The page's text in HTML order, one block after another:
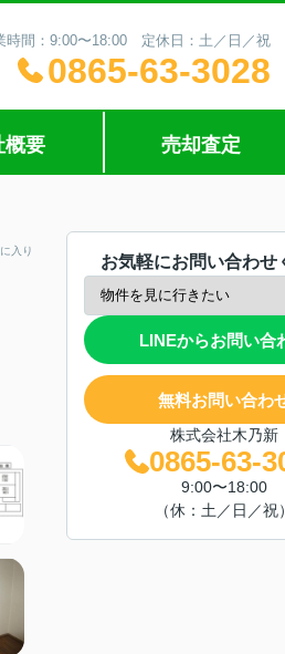
時間：9:00〜18:00 定休日：土／日／祝
0865-63-3028
概要 売却査定
入り
お気軽にお問い合わせ
LINEからお問い合
無料お問い合わ
株式会社木乃新
0865-63-
9:00〜18:00
（休：土／日／祝）